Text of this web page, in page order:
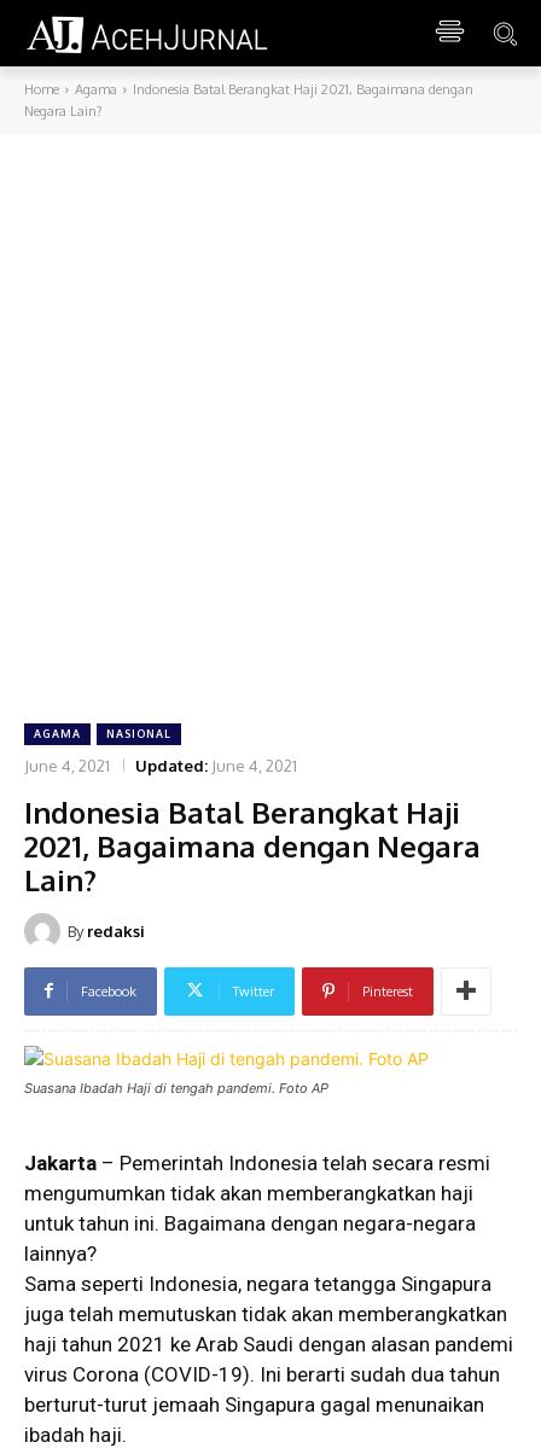
Home Agama
Indonesia Batal Berangkat Haji 2021, Bagaimana dengan
Negara Lain?
AGAMA NASIONAL
June 4, 2021 Updated: June 4, 2021
Indonesia Batal Berangkat Haji
2021, Bagaimana dengan Negara
Lain?
By redaksi
Facebook Twitter Pinterest
Suasana Ibadah Haji di tengah pandemi. Foto AP
Jakarta – Pemerintah Indonesia telah secara resmi
mengumumkan tidak akan memberangkatkan haji
untuk tahun ini. Bagaimana dengan negara-negara
lainnya?
Sama seperti Indonesia, negara tetangga Singapura
juga telah memutuskan tidak akan memberangkatkan
haji tahun 2021 ke Arab Saudi dengan alasan pandemi
virus Corona (COVID-19). Ini berarti sudah dua tahun
berturut-turut jemaah Singapura gagal menunaikan
ibadah haji.